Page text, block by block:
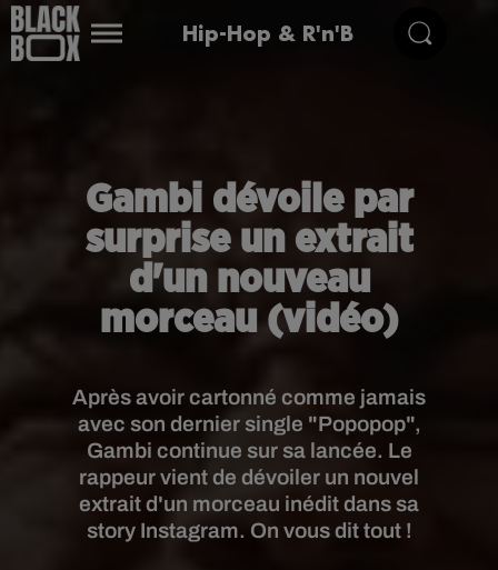
Hip-Hop & R'n'B
Gambi dévoile par
surprise un extrait
d'un nouveau
morceau (vidéo)
Après avoir cartonné comme jamais
avec son dernier single "Popopop",
Gambi continue sur sa lancée. Le
rappeur vient de dévoiler un nouvel
extrait d'un morceau inédit dans sa
story Instagram. On vous dit tout !